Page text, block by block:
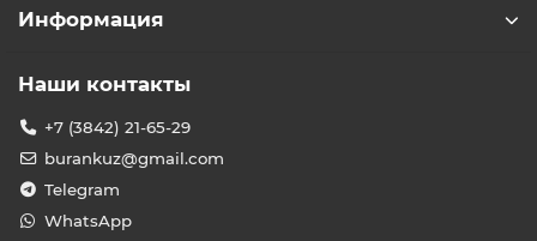
Информация
Наши контакты
+7 (3842) 21-65-29
burankuz@gmail.com
Telegram
WhatsApp